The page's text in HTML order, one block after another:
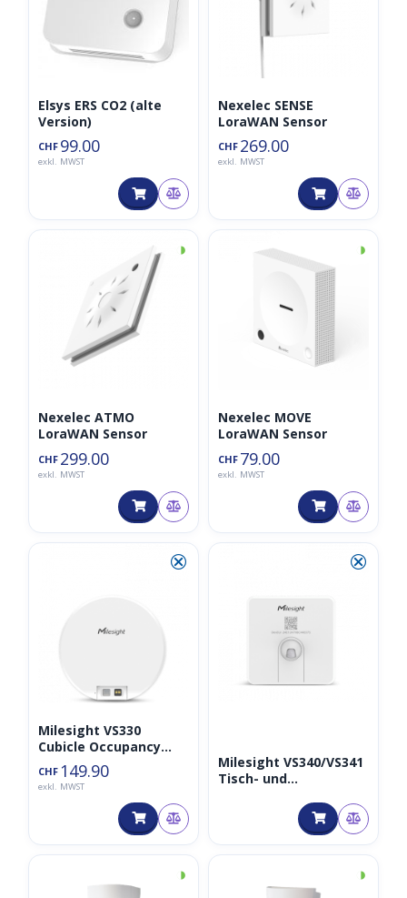
Elsys ERS CO2 (alte
Version)
CHF 99.00
exkl. MWST
Nexelec SENSE
LoraWAN Sensor
CHF 269.00
exkl. MWST
◑
Nexelec ATMO
LoraWAN Sensor
CHF 299.00
exkl. MWST
◑
Nexelec MOVE
LoraWAN Sensor
CHF 79.00
exkl. MWST
⮿
Milesight VS330
Cubicle Occupancy
Sensor
CHF 149.90
exkl. MWST
⮿
Milesight VS340/VS341
Tisch- und
◑ ◑